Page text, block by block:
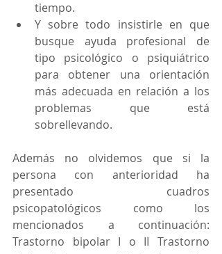
tiempo.
Y sobre todo insistirle en que
busque ayuda profesional de
tipo psicológico o psiquiátrico
para obtener una orientación
más adecuada en relación a los
problemas que está
sobrellevando.
Además no olvidemos que si la
persona con anterioridad ha
presentado cuadros
psicopatológicos como los
mencionados a continuación:
Trastorno bipolar I o II Trastorno